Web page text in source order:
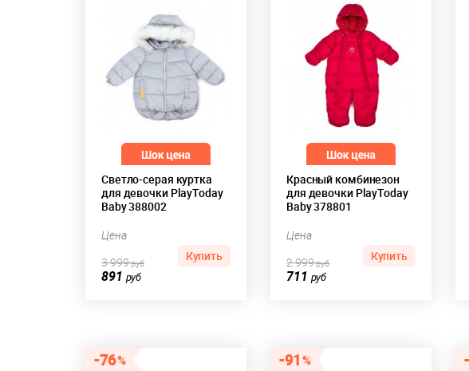
Светло-серая куртка
для девочки PlayToday
Baby 388002
Цена
891 руб
3 999руб Купить
Красный комбинезон
для девочки PlayToday
Baby 378801
Цена
711 руб
2 999руб Купить
76 91